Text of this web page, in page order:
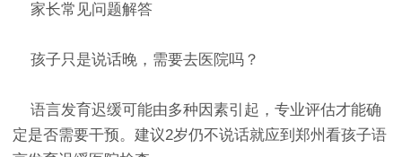
家长常见问题解答
孩子只是说话晚，需要去医院吗？
语言发育迟缓可能由多种因素引起，专业评估才能确
定是否需要干预。建议2岁仍不说话就应到郑州看孩子语